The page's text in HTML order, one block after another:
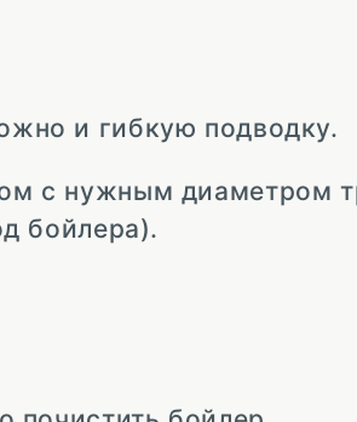
и гибкую подводку.
с нужным диаметром
бойлера).